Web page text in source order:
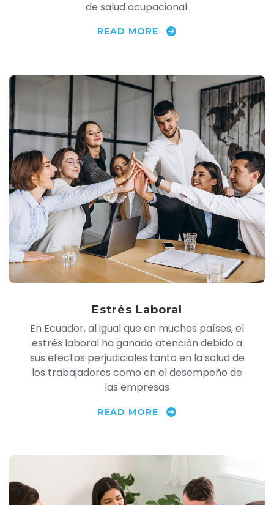
de salud ocupacional.
READ MORE
Estrés Laboral
En Ecuador, al igual que en muchos países, el
estrés laboral ha ganado atención debido a
sus efectos perjudiciales tanto en la salud de
los trabajadores como en el desempeño de
las empresas
READ MORE